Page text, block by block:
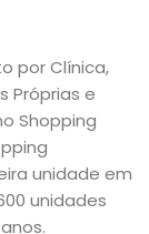
por Clínica,
Próprias e
Shopping
unidade em
unidades